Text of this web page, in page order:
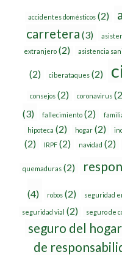
accidentes domésticos (2)
carretera (3)
extranjero(2) asistencia
(2) ciberataques (2)
consejos(2) coronavirus
(3) fallecimiento (2)
hipoteca (2) hogar (2)
(2) IRPF (2) navidad (2)
quemaduras(2)
(4) robos(2) seguridad
seguridad vial (2) seguro de
seguro del hogar
de